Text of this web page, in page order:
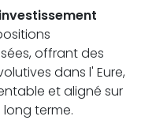
offrant des
dans l' Eure,
et aligné sur
terme.